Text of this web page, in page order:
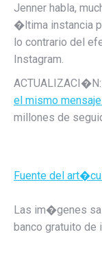
Jenner habla,
�ltima instancia
lo contrario del
Instagram.
el mismo
millones de
Fuente del
Las im�genes
banco gratuito